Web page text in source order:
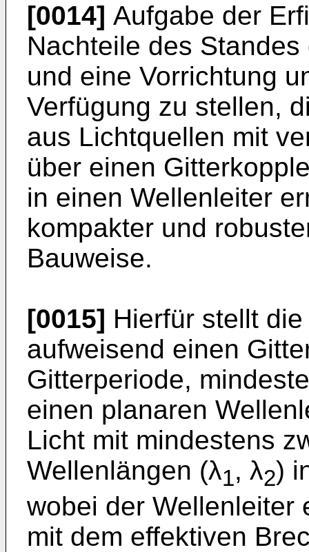
[0014] Aufgabe der
Nachteile des
und eine Vorrichtung
Verfügung zu stellen,
aus Lichtquellen mit
über einen
in einen Wellenleiter
kompakter und
Bauweise.
[0015] Hierfür stellt
aufweisend einen
Gitterperiode,
einen planaren
Licht mit mindestens
Wellenlängen (λ1, λ2)
wobei der Wellenleiter
mit dem effektiven